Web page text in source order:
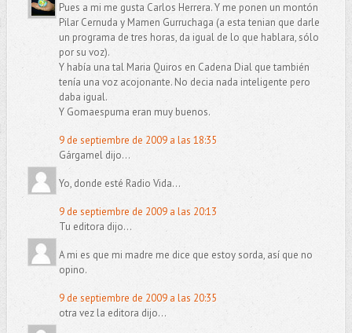
Pues a mi me gusta Carlos Herrera. Y me ponen un montón
Pilar Cernuda y Mamen Gurruchaga (a esta tenian que darle
un programa de tres horas, da igual de lo que hablara, sólo
por su voz).
Y había una tal Maria Quiros en Cadena Dial que también
tenía una voz acojonante. No decia nada inteligente pero
daba igual.
Y Gomaespuma eran muy buenos.
9 de septiembre de 2009 a las 18:35
Gárgamel dijo...
Yo, donde esté Radio Vida...
9 de septiembre de 2009 a las 20:13
Tu editora dijo...
A mi es que mi madre me dice que estoy sorda, así que no
opino.
9 de septiembre de 2009 a las 20:35
otra vez la editora dijo...